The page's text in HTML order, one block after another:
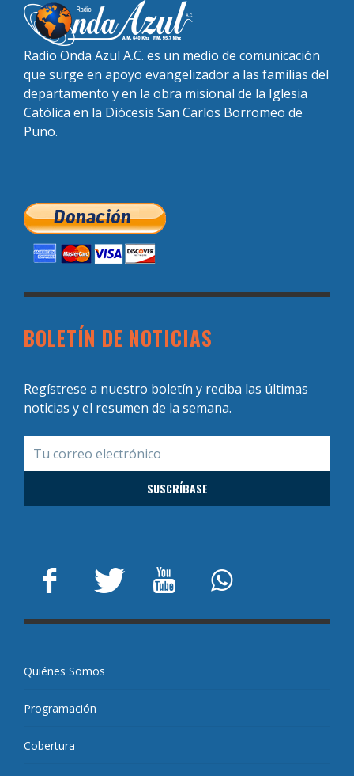
Radio Onda Azul A.C. es un medio de comunicación
que surge en apoyo evangelizador a las familias del
departamento y en la obra misional de la Iglesia
Católica en la Diócesis San Carlos Borromeo de
Puno.
BOLETÍN DE NOTICIAS
Regístrese a nuestro boletín y reciba las últimas
noticias y el resumen de la semana.
Quiénes Somos
Programación
Cobertura